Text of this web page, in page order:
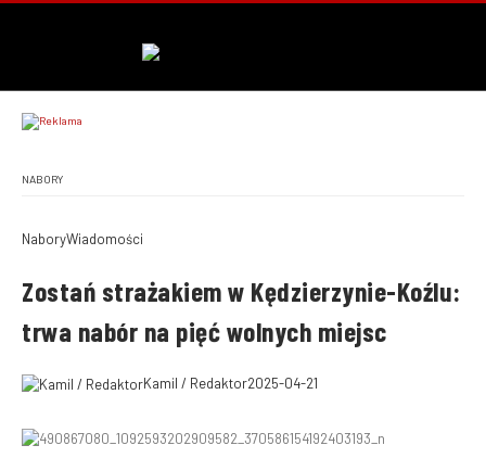
NABORY
NaboryWiadomości
Zostań strażakiem w Kędzierzynie-Koźlu:
trwa nabór na pięć wolnych miejsc
Kamil / Redaktor2025-04-21